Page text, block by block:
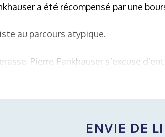
a été récompensé par une
au parcours atypique.
Pierre Fankhauser s’excuse
ENVIE DE